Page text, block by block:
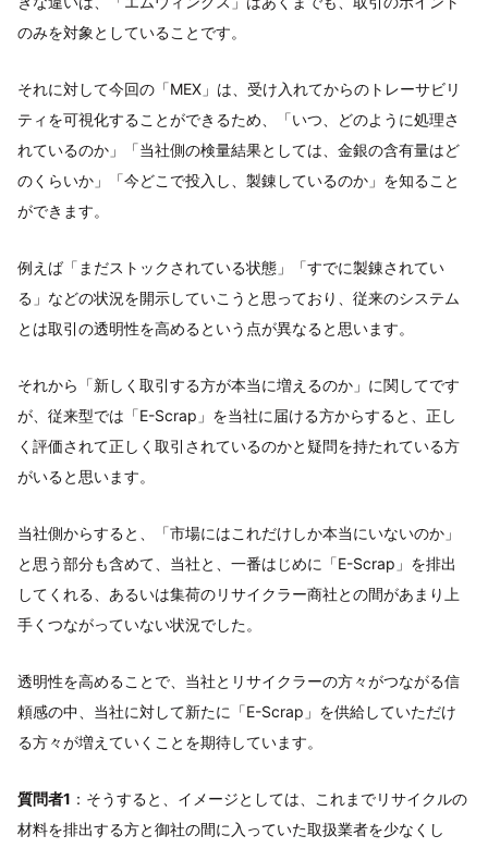
のみを対象としていることです。
それに対して今回の「MEX」は、受け入れてからのトレーサビリ
ティを可視化することができるため、「いつ、どのように処理さ
れているのか」「当社側の検量結果としては、金銀の含有量はど
のくらいか」「今どこで投入し、製錬しているのか」を知ること
ができます。
例えば「まだストックされている状態」「すでに製錬されてい
る」などの状況を開示していこうと思っており、従来のシステム
とは取引の透明性を高めるという点が異なると思います。
それから「新しく取引する方が本当に増えるのか」に関してです
が、従来型では「E-Scrap」を当社に届ける方からすると、正し
く評価されて正しく取引されているのかと疑問を持たれている方
がいると思います。
当社側からすると、「市場にはこれだけしか本当にいないのか」
と思う部分も含めて、当社と、一番はじめに「E-Scrap」を排出
してくれる、あるいは集荷のリサイクラー商社との間があまり上
手くつながっていない状況でした。
透明性を高めることで、当社とリサイクラーの方々がつながる信
頼感の中、当社に対して新たに「E-Scrap」を供給していただけ
る方々が増えていくことを期待しています。
質問者1 ：そうすると、イメージとしては、これまでリサイクルの
材料を排出する方と御社の間に入っていた取扱業者を少なくし